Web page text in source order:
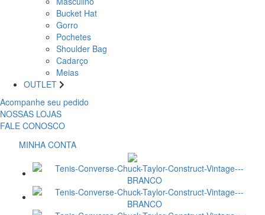
Bucket Hat
Gorro
Pochetes
Shoulder Bag
Cadarço
Meias
OUTLET
Acompanhe seu pedido
NOSSAS LOJAS
FALE CONOSCO
MINHA CONTA